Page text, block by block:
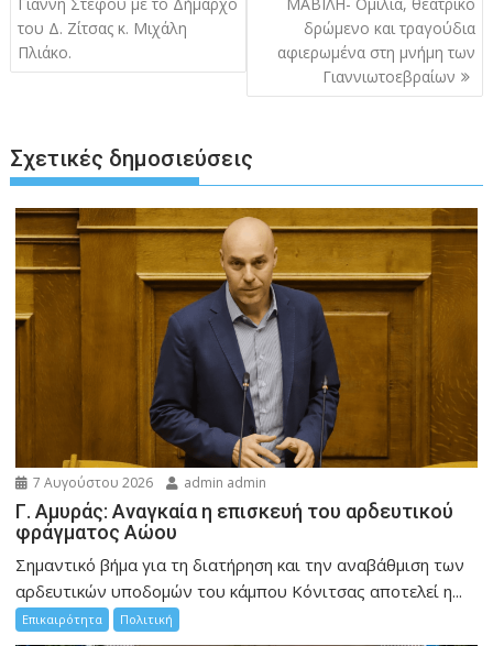
του Δ. Ζίτσας κ. Μιχάλη
Πλιάκο.
δρώμενο και τραγούδια
αφιερωμένα στη μνήμη των
Γιαννιωτοεβραίων
Σχετικές δημοσιεύσεις
7 Αυγούστου 2026 admin admin
Γ. Αμυράς: Αναγκαία η επισκευή του αρδευτικού
φράγματος Αώου
Σημαντικό βήμα για τη διατήρηση και την αναβάθμιση των
αρδευτικών υποδομών του κάμπου Κόνιτσας αποτελεί η...
Επικαιρότητα Πολιτική